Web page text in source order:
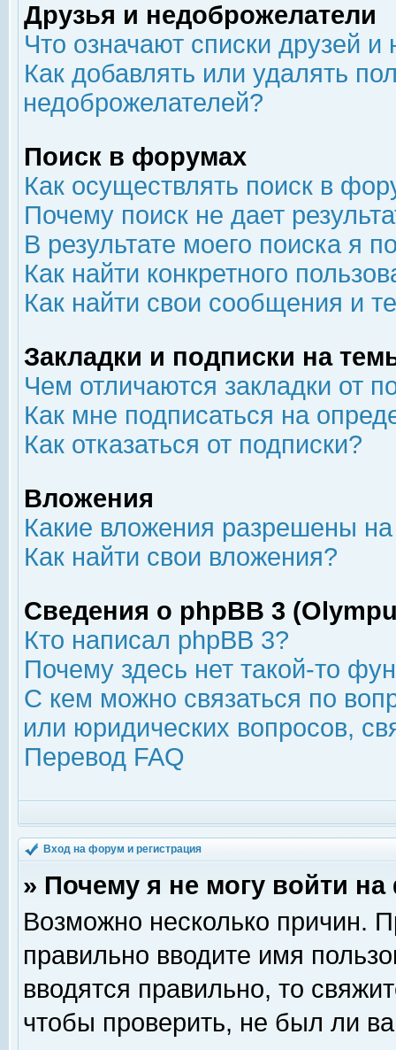
Друзья и недоброжелатели
Что означают списки друзей
Как добавлять или удалять
недоброжелателей?
Поиск в форумах
Как осуществлять поиск в
Почему поиск не дает
В результате моего поиска я
Как найти конкретного
Как найти свои сообщения и
Закладки и подписки на
Чем отличаются закладки от
Как мне подписаться на
Как отказаться от подписки?
Вложения
Какие вложения разрешены
Как найти свои вложения?
Сведения о phpBB 3
Кто написал phpBB 3?
Почему здесь нет такой-то
С кем можно связаться по
или юридических вопросов,
Перевод FAQ
Вход на форум и регистрация
» Почему я не могу войти
Возможно несколько причин.
правильно вводите имя
вводятся правильно, то
чтобы проверить, не был ли